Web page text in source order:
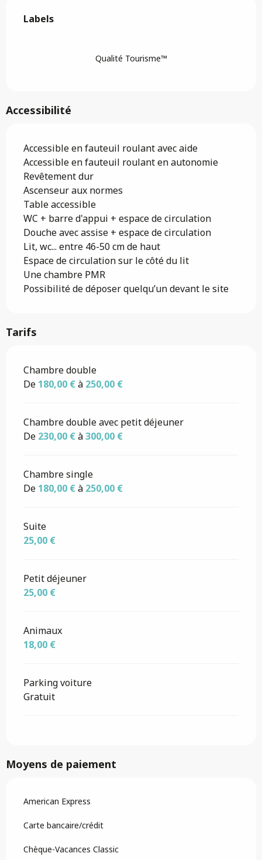
Labels
Labels
Qualité Tourisme™
Accessibilité
Accessible en fauteuil roulant avec aide
Accessible en fauteuil roulant en autonomie
Revêtement dur
Ascenseur aux normes
Table accessible
WC + barre d'appui + espace de circulation
Douche avec assise + espace de circulation
Lit, wc... entre 46-50 cm de haut
Espace de circulation sur le côté du lit
Une chambre PMR
Possibilité de déposer quelqu’un devant le site
Tarifs
Tarifs 2026
Chambre double
De 180,00 €à 250,00 €
Chambre double avec petit déjeuner
De 230,00 €à300,00 €
Chambre single
De 180,00 €à 250,00 €
Suite
25,00 €
Petit déjeuner
25,00 €
Animaux
18,00 €
Parking voiture
Gratuit
Moyens de paiement
American Express
Carte bancaire/crédit
Chèque-Vacances Classic